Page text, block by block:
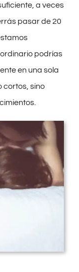
a veces
pasar de 20
podrías
en una sola
cortos, sino